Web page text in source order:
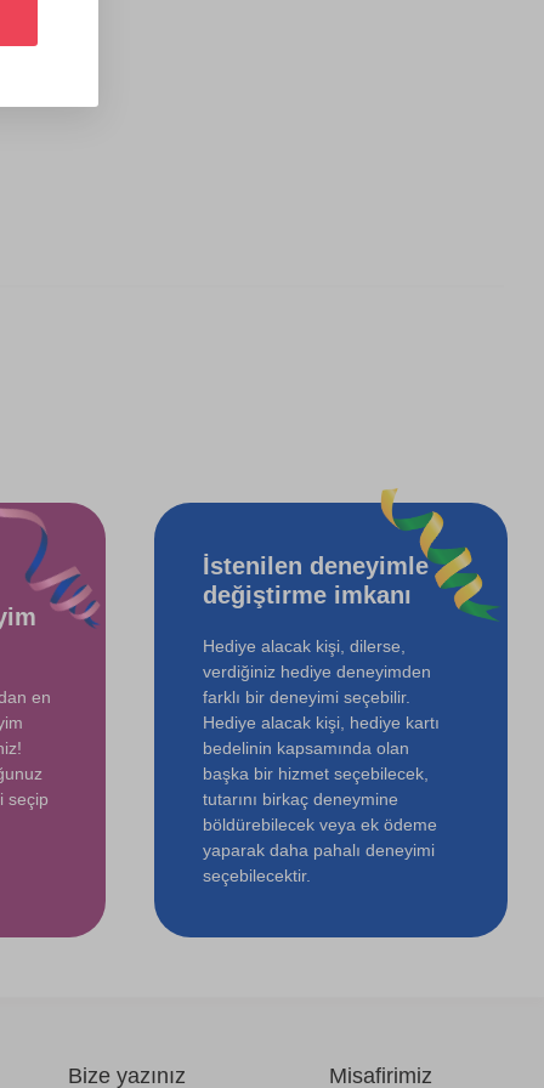
en
seçip
İstenilen deneyimle
değiştirme imkanı
Hediye alacak kişi, dilerse,
verdiğiniz hediye deneyimden
farklı bir deneyimi seçebilir.
Hediye alacak kişi, hediye kartı
bedelinin kapsamında olan
başka bir hizmet seçebilecek,
tutarını birkaç deneymine
böldürebilecek veya ek ödeme
yaparak daha pahalı deneyimi
seçebilecektir.
Bize yazınız Misafirimiz